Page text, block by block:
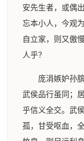
安先生者，或偶
忘本小人，今观
自立家，则又傲
人乎？
庞涓嫉妒孙
武侯品行虽同；
乎信义全交。武
孤，甘受呕血，